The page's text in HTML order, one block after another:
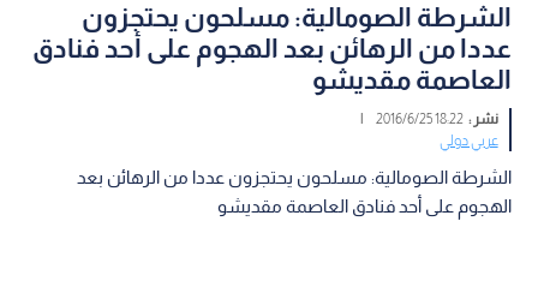
الشرطة الصومالية: مسلحون يحتجزون
عددا من الرهائن بعد الهجوم على أحد فنادق
العاصمة مقديشو
نشر :18:22 2016/6/25
|
عربي دولي
الشرطة الصومالية: مسلحون يحتجزون عددا من الرهائن بعد
الهجوم على أحد فنادق العاصمة مقديشو